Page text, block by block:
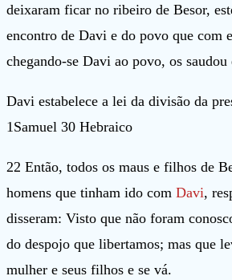
deixaram ficar no ribeiro de Besor,
encontro de Davi e do povo que com
chegando-se Davi ao povo, os saudou
Davi estabelece a lei da divisão da
1Samuel 30 Hebraico
22 Então, todos os maus e filhos de
homens que tinham ido com Davi,
disseram: Visto que não foram
do despojo que libertamos; mas que
mulher e seus filhos e se vá.